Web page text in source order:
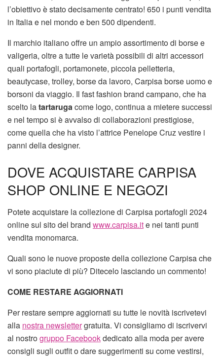
l’obiettivo è stato decisamente centrato! 650 i punti vendita
in Italia e nel mondo e ben 500 dipendenti.
Il marchio italiano offre un ampio assortimento di borse e
valigeria, oltre a tutte le varietà possibili di altri accessori
quali portafogli, portamonete, piccola pelletteria,
beautycase, trolley, borse da lavoro, Carpisa borse uomo e
borsoni da viaggio. Il fast fashion brand campano, che ha
scelto latartarugacome logo, continua a mietere successi
e nel tempo si è avvalso di collaborazioni prestigiose,
come quella che ha visto l’attrice Penelope Cruz vestire i
panni della designer.
DOVE ACQUISTARE CARPISA
SHOP ONLINE E NEGOZI
Potete acquistare la collezione di Carpisa portafogli 2024
online sul sito del brand www.carpisa.ite nei tanti punti
vendita monomarca.
Quali sono le nuove proposte della collezione Carpisa che
vi sono piaciute di più? Ditecelo lasciando un commento!
COME RESTARE AGGIORNATI
Per restare sempre aggiornati su tutte le novità iscrivetevi
alla nostra newslettergratuita. Vi consigliamo di iscrivervi
al nostrogruppo Facebookdedicato alla moda per avere
consigli sugli outfit o dare suggerimenti su come vestirsi,